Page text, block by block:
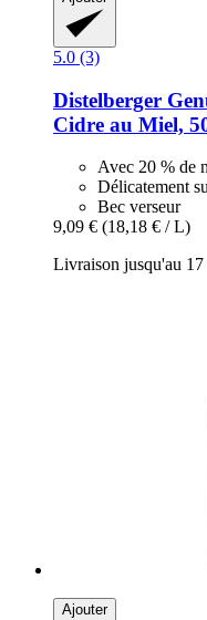
5.0 (3)
Distelberger
Cidre au Miel,
Avec 20 % de
Délicatement
Bec verseur
9,09 € (18,18 € / L)
Livraison jusqu'au 17
Ajouter